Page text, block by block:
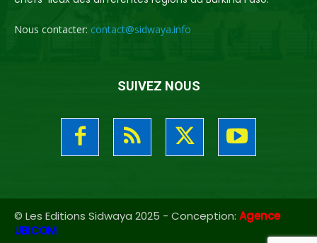
Nous contacter: contact@sidwaya.info
SUIVEZ NOUS
© Les Editions Sidwaya 2025 - Conception: Agence
UBICOM